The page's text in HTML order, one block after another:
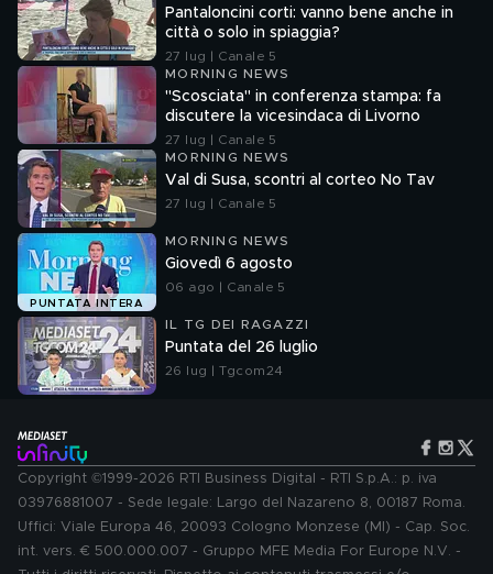
Pantaloncini corti: vanno bene anche in
città o solo in spiaggia?
27 lug | Canale 5
MORNING NEWS
"Scosciata" in conferenza stampa: fa
discutere la vicesindaca di Livorno
27 lug | Canale 5
MORNING NEWS
Val di Susa, scontri al corteo No Tav
27 lug | Canale 5
PUNTATA INTERA
MORNING NEWS
Giovedì 6 agosto
06 ago | Canale 5
IL TG DEI RAGAZZI
Puntata del 26 luglio
26 lug | Tgcom24
Copyright ©1999-2026 RTI Business Digital - RTI S.p.A.: p. iva
03976881007 - Sede legale: Largo del Nazareno 8, 00187 Roma.
Uffici: Viale Europa 46, 20093 Cologno Monzese (MI) - Cap. Soc.
int. vers. € 500.000.007 - Gruppo MFE Media For Europe N.V. -